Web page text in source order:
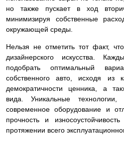
но также пускает в ход
минимизируя собственные
окружающей среды.
Нельзя не отметить тот факт,
дизайнерского искусства.
подобрать оптимальный
собственного авто, исходя из
демократичности ценника, а
вида. Уникальные технологии,
современное оборудование и
прочность и
протяжении всего